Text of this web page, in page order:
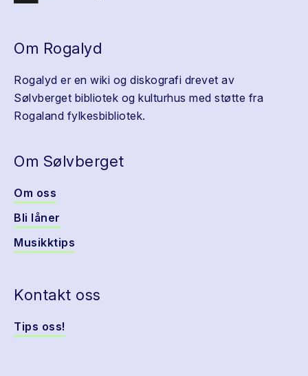
Om Rogalyd
Rogalyd er en wiki og diskografi drevet av
Sølvberget bibliotek og kulturhus med støtte fra
Rogaland fylkesbibliotek.
Om Sølvberget
Om oss
Bli låner
Musikktips
Kontakt oss
Tips oss!